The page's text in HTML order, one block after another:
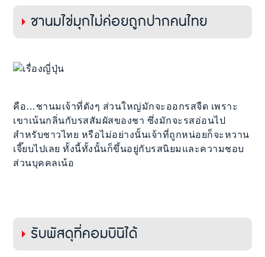
ชานมไข่มุกไม่ค่อยถูกปากคนไทย
คือ…ชานมเจ้าที่ดังๆ ส่วนใหญ่มักจะออกรสจืด เพราะ
เขาเน้นกลิ่นกับรสสัมผัสของชา ซึ่งมักจะรสอ่อนไป
สำหรับชาวไทย หรือไม่อย่างนั้นเจ้าที่ถูกหน่อยก็จะหวาน
เจี๊ยบไปเลย ทั้งนี้ทั้งนั้นก็ขึ้นอยู่กับรสนิยมและความชอบ
ส่วนบุคคลเน้อ
รับพัสดุที่คอมบินิได้